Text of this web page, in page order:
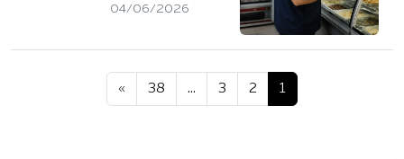
04/06/2026
1
2
3
…
38
»